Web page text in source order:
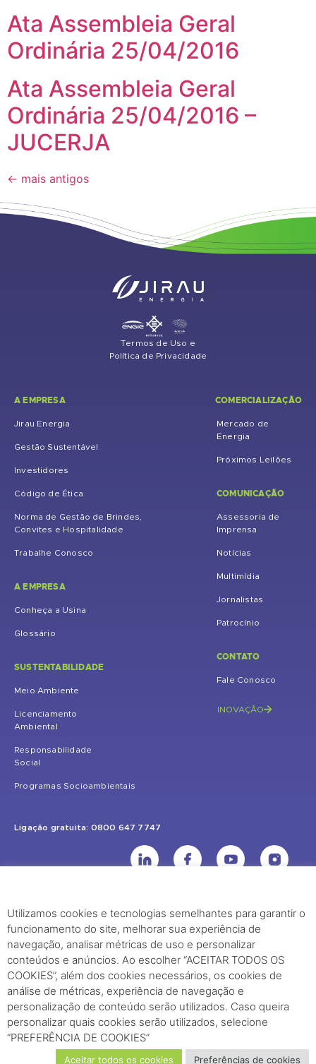
Ata Assembleia Geral
Ordinária 25/04/2016
Ata Assembleia Geral
Ordinária 25/04/2016 –
JUCERJA
← mais antigos
Termos de Uso e
Política de Privacidade
A EMPRESA
Jirau Energia
Gestão Sustentável
Investidores
Código de Ética
Norma de Gestão de Brindes,
Convites e Hospitalidade
Trabalhe Conosco
A EMPRESA
Conheça a Usina
Glossário
SUSTENTABILIDADE
Meio Ambiente
Licenciamento
Ambiental
Responsabilidade
Social
Programas Socioambientais
COMERCIALIZAÇÃO
Mercado de
Energia
Próximos Leilões
COMUNICAÇÃO
Assessoria de
Imprensa
Notícias
Multimídia
Jornalistas
Patrocínio
CONTATO
Fale Conosco
INOVAÇÃO
Ligação gratuita: 0800 647 7747
UHE Jirau
Rodovia BR-364, KM 824 S/Nº - Distrito de Jaci Paraná – Porto Velho
(RO) – CEP: 76840-000 – Telefone: (69) 2182.8600
Edifício Palácio Austregésilo de Athayde Av. Presidente Wilson, 231 -
29º Andar, Sala 2904, Centro - Rio de Janeiro, RJ Cep - 20030-021
Utilizamos cookies e tecnologias semelhantes para garantir o
funcionamento do site, melhorar sua experiência de
navegação, analisar métricas de uso e personalizar
conteúdos e anúncios. Ao escolher “ACEITAR TODOS OS
COOKIES”, além dos cookies necessários, os cookies de
análise de métricas, experiência de navegação e
personalização de conteúdo serão utilizados. Caso queira
personalizar quais cookies serão utilizados, selecione
“PREFERÊNCIA DE COOKIES”
Aceitar todos os cookies Preferências de cookies